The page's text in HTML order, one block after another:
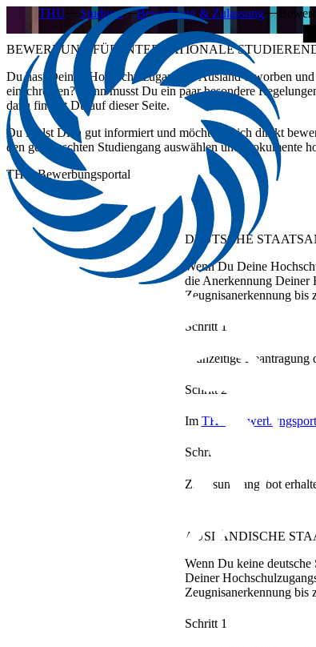
THU Studium Bewerbung & Zulassung
BEWERBUNG FÜR INTERNATIONALE
Du hast Deinen Hochschulzugang im Ausland erworben
einschreiben? Dann musst Du ein paar besondere
dazu findest Du auf dieser Seite.
Du fühlst Dich gut informiert und möchtest Dich direkt
den gewünschten Studiengang auswählen und Dokumente
THU-Bewerbungsportal
DEUTSCHE
Wenn Du Deine
die Anerkennung Deiner
Zeugnisanerkennung bis
Schritt 1
Frühzeitige
Schritt 2
Im THU-
Schritt 3
Zulassungsangebot
AUSLÄNDISCHE
Wenn Du keine deutsche
Deiner
Zeugnisanerkennung bis
Schritt 1